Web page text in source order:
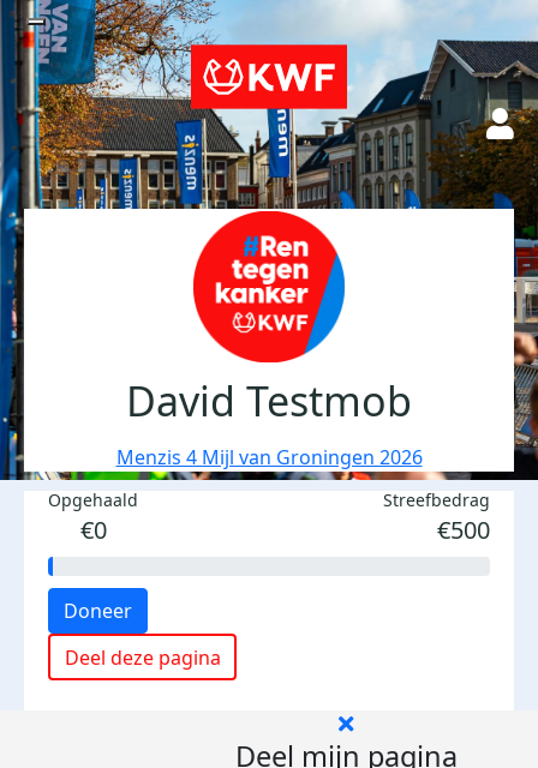
David Testmob
Menzis 4 Mijl van Groningen 2026
Opgehaald
€0
Streefbedrag
€500
Doneer
Deel deze pagina
Deel mijn pagina